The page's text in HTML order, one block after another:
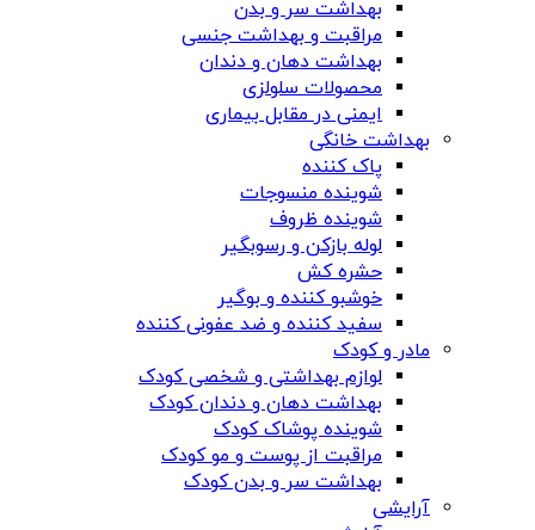
بهداشت سر و بدن
مراقبت و بهداشت جنسی
بهداشت دهان و دندان
محصولات سلولزی
ایمنی در مقابل بیماری
بهداشت خانگی
پاک کننده
شوینده منسوجات
شوینده ظروف
لوله بازکن و رسوبگیر
حشره کش
خوشبو کننده و بوگیر
سفید کننده و ضد عفونی کننده
مادر و کودک
لوازم بهداشتی و شخصی کودک
بهداشت دهان و دندان کودک
شوینده پوشاک کودک
مراقبت از پوست و مو کودک
بهداشت سر و بدن کودک
آرایشی